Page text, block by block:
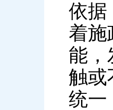
依据
着施
能，
触或
统一